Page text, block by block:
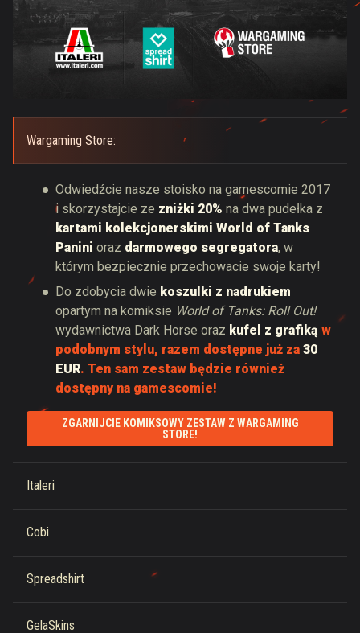
Wargaming Store:
Odwiedźcie nasze stoisko na gamescomie 2017
i skorzystajcie ze zniżki 20% na dwa pudełka z
kartami kolekcjonerskimi World of Tanks
Panini oraz darmowego segregatora, w
którym bezpiecznie przechowacie swoje karty!
Do zdobycia dwie koszulki z nadrukiem
opartym na komiksie World of Tanks: Roll Out!
wydawnictwa Dark Horse oraz kufel z grafiką w
podobnym stylu, razem dostępne już za 30
EUR. Ten sam zestaw będzie również
dostępny na gamescomie!
ZGARNIJCIE KOMIKSOWY ZESTAW Z WARGAMING
STORE!
Italeri
Cobi
Spreadshirt
GelaSkins